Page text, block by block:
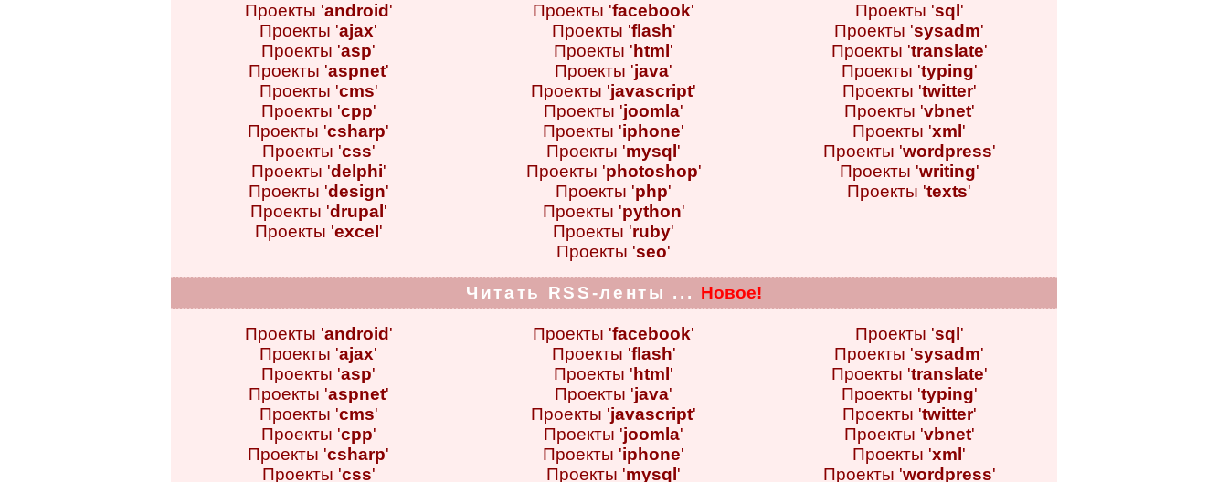
Проекты 'android '
Проекты 'ajax'
Проекты 'asp'
Проекты 'aspnet'
Проекты 'cms'
Проекты 'cpp'
Проекты 'csharp'
Проекты 'css'
Проекты 'delphi'
Проекты 'design'
Проекты 'drupal '
Проекты 'excel '
Проекты 'facebook'
Проекты 'flash'
Проекты 'html '
Проекты 'java'
Проекты 'javascript'
Проекты 'joomla'
Проекты 'iphone'
Проекты 'mysql '
Проекты 'photoshop'
Проекты 'php'
Проекты 'python'
Проекты 'ruby'
Проекты 'seo'
Проекты 'sql '
Проекты 'sysadm'
Проекты 'translate'
Проекты 'typing'
Проекты 'twitter'
Проекты 'vbnet'
Проекты 'xml '
Проекты 'wordpress'
Проекты 'writing'
Проекты 'texts'
Читать RSS-ленты ... Новое!
Проекты 'android '
Проекты 'ajax'
Проекты 'asp'
Проекты 'aspnet'
Проекты 'cms'
Проекты 'cpp'
Проекты 'csharp'
Проекты 'css'
Проекты 'facebook'
Проекты 'flash'
Проекты 'html '
Проекты 'java'
Проекты 'javascript'
Проекты 'joomla'
Проекты 'iphone'
Проекты 'mysql '
Проекты 'sql '
Проекты 'sysadm'
Проекты 'translate'
Проекты 'typing'
Проекты 'twitter'
Проекты 'vbnet'
Проекты 'xml '
Проекты 'wordpress'